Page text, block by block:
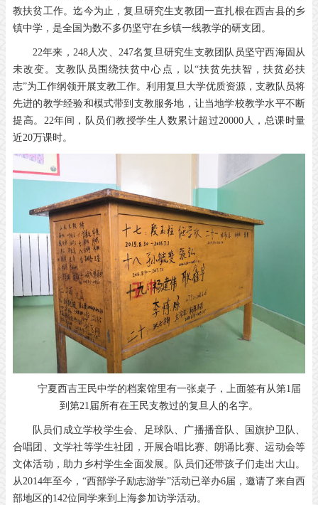
教扶贫工作。迄今为止，复旦研究生支教团一直扎根在西吉县的乡
镇中学，是全国为数不多仍坚守在乡镇一线教学的研支团。
22年来，248人次、247名复旦研究生支教团队员坚守西海固从
未改变。支教队员围绕扶贫中心点，以“扶贫先扶智，扶贫必扶
志”为工作纲领开展支教工作。利用复旦大学优质资源，支教队员将
先进的教学经验和模式带到支教服务地，让当地学校教学水平不断
提高。22年间，队员们教授学生人数累计超过20000人，总课时量
近20万课时。
宁夏西吉王民中学的档案馆里有一张桌子，上面签有从第1届
到第21届所有在王民支教过的复旦人的名字。
队员们成立学校学生会、足球队、广播播音队、国旗护卫队、
合唱团、文学社等学生社团，开展合唱比赛、朗诵比赛、运动会等
文体活动，助力乡村学生全面发展。队员们还带孩子们走出大山。
从2014年至今，“西部学子励志游学”活动已举办6届，邀请了来自西
部地区的142位同学来到上海参加访学活动。